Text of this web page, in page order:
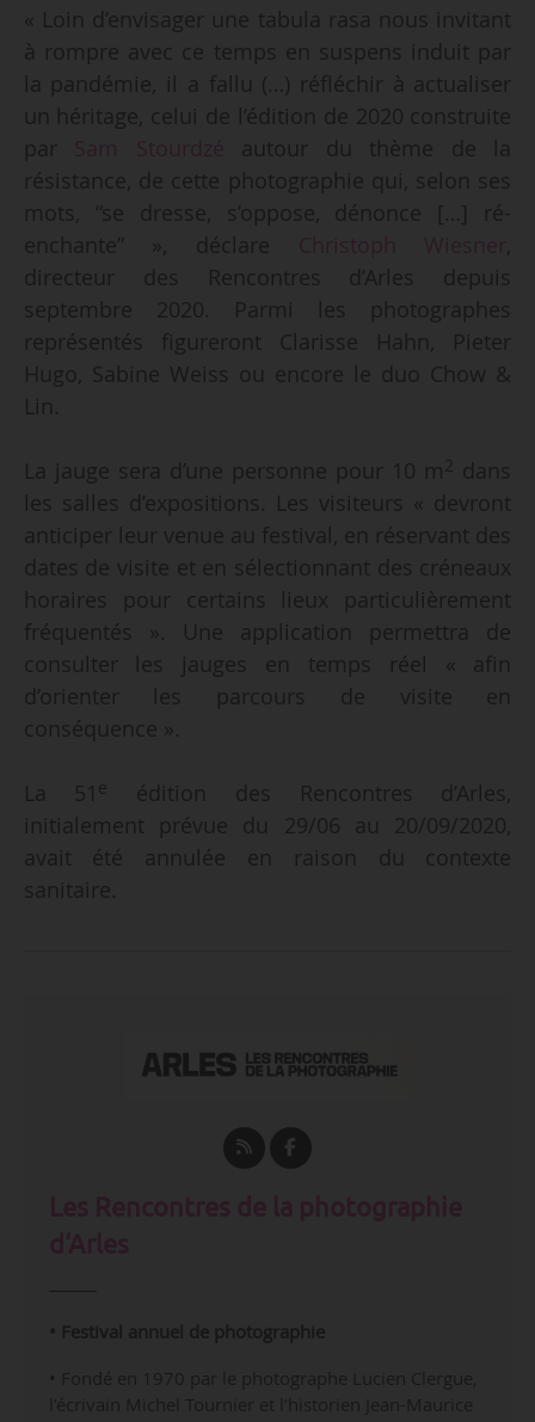
« Loin d’envisager une tabula rasa nous invitant
à rompre avec ce temps en suspens induit par
la pandémie, il a fallu (…) réfléchir à actualiser
un héritage, celui de l’édition de 2020 construite
par
autour du thème de la
résistance, de cette photographie qui, selon ses
mots, “se dresse, s’oppose, dénonce […] ré-
enchante” », déclare
,
directeur des Rencontres d’Arles depuis
septembre 2020. Parmi les photographes
représentés figureront Clarisse Hahn, Pieter
Hugo, Sabine Weiss ou encore le duo Chow &
Lin.
La jauge sera d’une personne pour 10 m
dans
les salles d’expositions. Les visiteurs « devront
anticiper leur venue au festival, en réservant des
dates de visite et en sélectionnant des créneaux
horaires pour certains lieux particulièrement
fréquentés ». Une application permettra de
consulter les jauges en temps réel « afin
d’orienter les parcours de visite en
conséquence ».
La 51 e
édition des Rencontres d’Arles,
initialement prévue du 29/06 au 20/09/2020,
avait été annulée en raison du contexte
sanitaire.